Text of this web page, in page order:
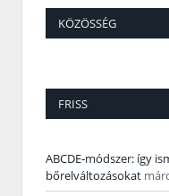
KÖZÖSSÉG
FRISS
ABCDE‑módszer: így
bőrelváltozásokat